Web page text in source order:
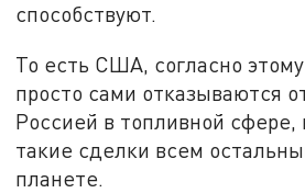
способствуют.
То есть США, согласно
просто сами отказываются
Россией в топливной
такие сделки всем
планете.